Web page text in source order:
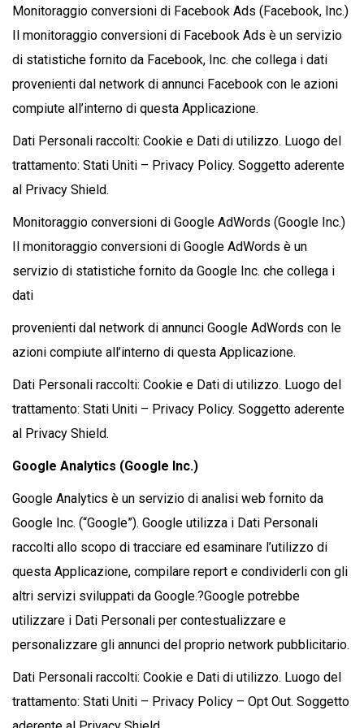
Monitoraggio conversioni di Facebook Ads (Facebook, Inc.)
Il monitoraggio conversioni di Facebook Ads è un servizio
di statistiche fornito da Facebook, Inc. che collega i dati
provenienti dal network di annunci Facebook con le azioni
compiute all’interno di questa Applicazione.
Dati Personali raccolti: Cookie e Dati di utilizzo. Luogo del
trattamento: Stati Uniti – Privacy Policy. Soggetto aderente
al Privacy Shield.
Monitoraggio conversioni di Google AdWords (Google Inc.)
Il monitoraggio conversioni di Google AdWords è un
servizio di statistiche fornito da Google Inc. che collega i
dati
provenienti dal network di annunci Google AdWords con le
azioni compiute all’interno di questa Applicazione.
Dati Personali raccolti: Cookie e Dati di utilizzo. Luogo del
trattamento: Stati Uniti – Privacy Policy. Soggetto aderente
al Privacy Shield.
Google Analytics (Google Inc.)
Google Analytics è un servizio di analisi web fornito da
Google Inc. (“Google”). Google utilizza i Dati Personali
raccolti allo scopo di tracciare ed esaminare l’utilizzo di
questa Applicazione, compilare report e condividerli con gli
altri servizi sviluppati da Google.?Google potrebbe
utilizzare i Dati Personali per contestualizzare e
personalizzare gli annunci del proprio network pubblicitario.
Dati Personali raccolti: Cookie e Dati di utilizzo. Luogo del
trattamento: Stati Uniti – Privacy Policy – Opt Out. Soggetto